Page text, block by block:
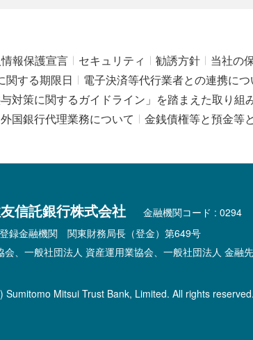
報保護宣言 セキュリティ 勧誘方針 当社の
関する期限日
電子決済等代行業者との連携につ
対策に関するガイドライン」を踏まえた取り組
国銀行代理業務について
金銭債権等と預金等
信託銀行株式会社
金融機関コード : 0294
登録金融機関 関東財務局長（登金）第649号
、一般社団法人 資産運用業協会、一般社団法人 金融
Sumitomo Mitsui Trust Bank, Limited. All rights reserved.